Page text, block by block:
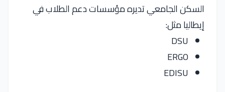
السكن الجامعي تديره مؤسسات دعم الطلاب في
إيطاليا مثل:
DSU
ERGO
EDISU